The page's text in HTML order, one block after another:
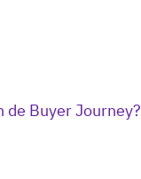
de Buyer Journey?